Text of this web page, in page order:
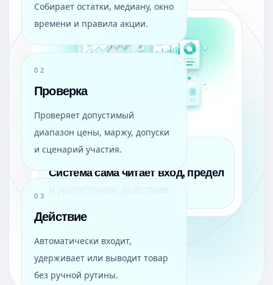
ЯДРО АВТОПИЛОТА
Система сама читает вход, предел
Собирает остатки, медиану, окно
времени и правила акции.
02
Проверка
Проверяет допустимый
диапазон цены, маржу, допуски
и сценарий участия.
03
Действие
Автоматически входит,
удерживает или выводит товар
без ручной рутины.